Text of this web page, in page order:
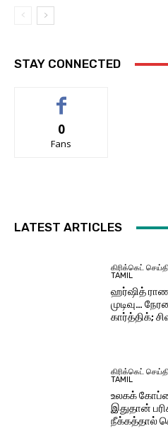
STAY CONNECTED
0
Fans
LATEST ARTICLES
கிரிக்கெட்
TAMIL
ஹர்ஷித்
முடிவு…
கார்த்திக்;
கிரிக்கெட்
TAMIL
உலகக்
இதுதான்
நீக்கத்தால்